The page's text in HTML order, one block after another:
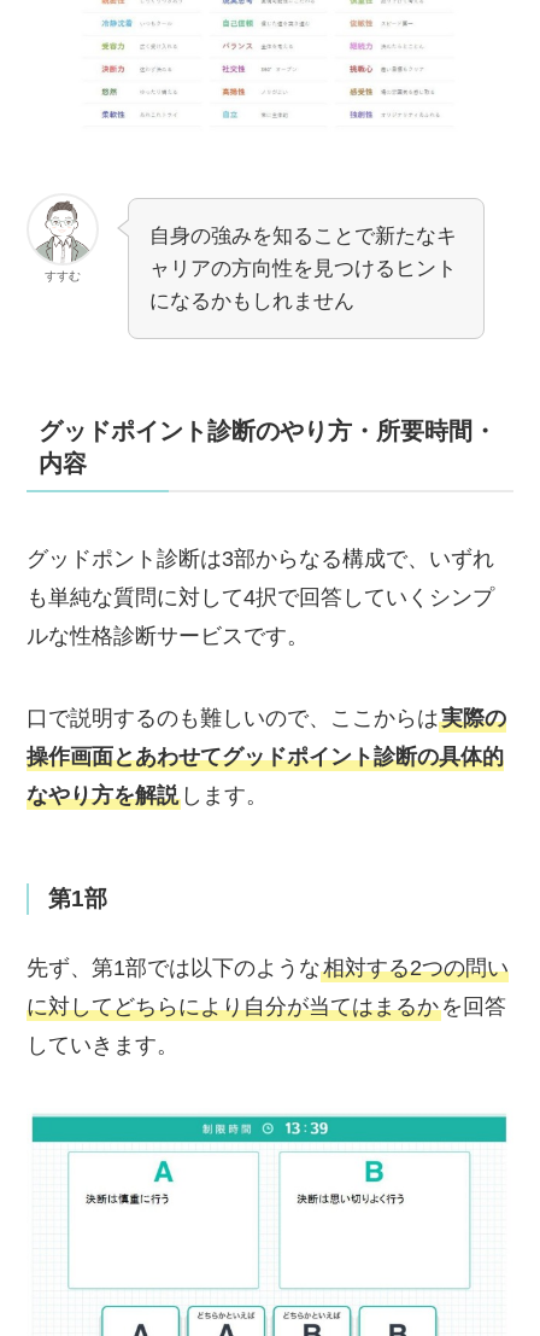
すすむ
自身の強みを知ることで新たなキ
ャリアの方向性を見つけるヒント
になるかもしれません
グッドポイント診断のやり方・所要時間・
内容
グッドポント診断は3部からなる構成で、いずれ
も単純な質問に対して4択で回答していくシンプ
ルな性格診断サービスです。
口で説明するのも難しいので、ここからは実際の
操作画面とあわせてグッドポイント診断の具体的
なやり方を解説 します。
第1部
先ず、第1部では以下のような相対する2つの問い
に対してどちらにより自分が当てはまるかを回答
していきます。